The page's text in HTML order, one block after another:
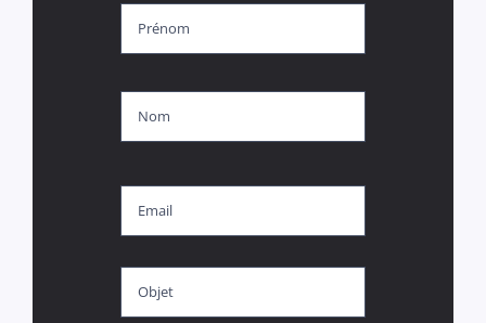
Nom
E-
mail
Objet *